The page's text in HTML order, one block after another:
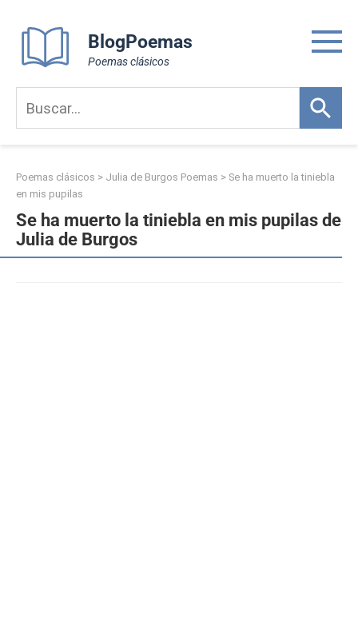
content
BlogPoemas
Poemas clásicos
Poemas clásicos > Julia de Burgos Poemas > Se ha muerto la tiniebla
en mis pupilas
Se ha muerto la tiniebla en mis pupilas de
Julia de Burgos